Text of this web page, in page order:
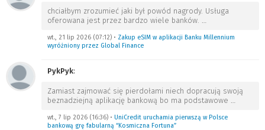
chciałbym zrozumieć jaki był powód nagrody. Usługa
oferowana jest przez bardzo wiele banków. …
wt., 21 lip 2026 (07:12) • Zakup eSIM w aplikacji Banku Millennium
wyróżniony przez Global Finance
PykPyk:
Zamiast zajmować się pierdołami niech dopracują swoją
beznadziejną aplikację bankową bo ma podstawowe …
wt., 7 lip 2026 (16:36) • UniCredit uruchamia pierwszą w Polsce
bankową grę fabularną “Kosmiczna Fortuna”